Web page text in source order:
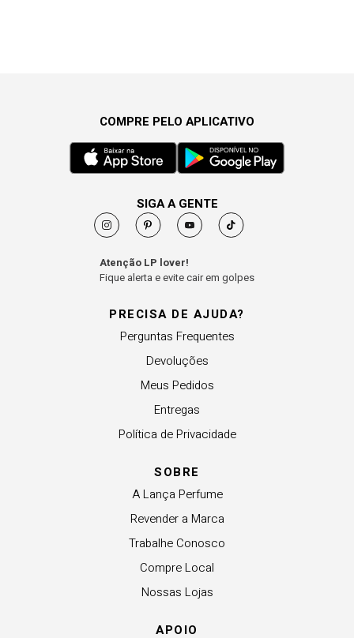
PRECISA DE AJUDA?
Perguntas Frequentes
Devoluções
Meus Pedidos
Entregas
Política de Privacidade
SOBRE
A Lança Perfume
Revender a Marca
Trabalhe Conosco
Compre Local
Nossas Lojas
APOIO
COMPRE PELO APLICATIVO
SIGA A GENTE
Atenção LP lover!
Fique alerta e evite cair em golpes